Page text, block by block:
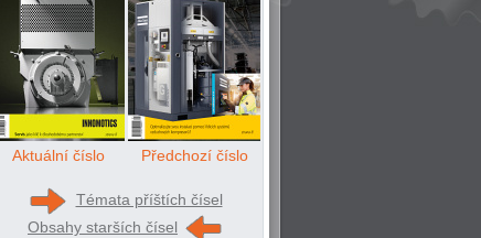
Aktuální číslo Předchozí číslo
Témata příštích čísel
Obsahy starších čísel